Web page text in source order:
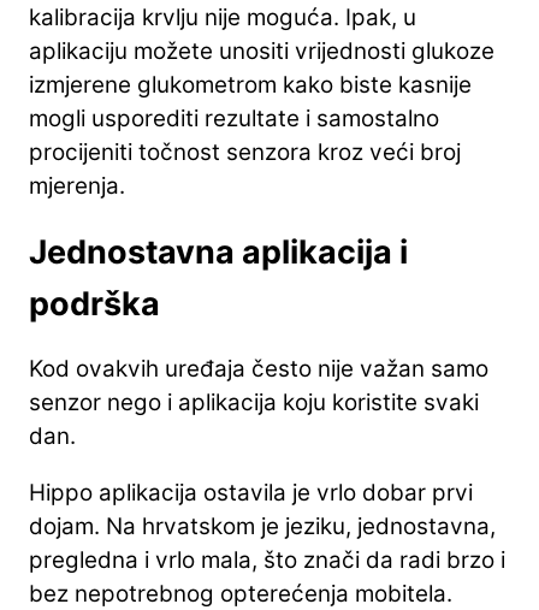
kalibracija krvlju nije moguća. Ipak, u
aplikaciju možete unositi vrijednosti glukoze
izmjerene glukometrom kako biste kasnije
mogli usporediti rezultate i samostalno
procijeniti točnost senzora kroz veći broj
mjerenja.
Jednostavna aplikacija i
podrška
Kod ovakvih uređaja često nije važan samo
senzor nego i aplikacija koju koristite svaki
dan.
Hippo aplikacija ostavila je vrlo dobar prvi
dojam. Na hrvatskom je jeziku, jednostavna,
pregledna i vrlo mala, što znači da radi brzo i
bez nepotrebnog opterećenja mobitela.